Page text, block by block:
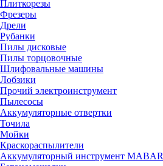
Плиткорезы
Фрезеры
Дрели
Рубанки
Пилы дисковые
Пилы торцовочные
Шлифовальные машины
Лобзики
Прочий электроинструмент
Пылесосы
Аккумуляторные отвертки
Точила
Мойки
Краскораспылители
Аккумуляторный инструмент MABAR